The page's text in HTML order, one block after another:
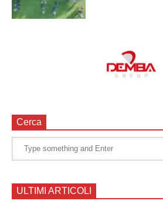
Cerca
ULTIMI ARTICOLI